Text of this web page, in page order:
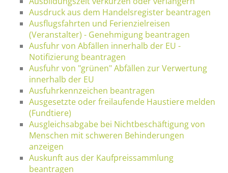
Ausdruck aus dem Handelsregister beantragen
Ausflugsfahrten und Ferienzielreisen
(Veranstalter) - Genehmigung beantragen
Ausfuhr von Abfällen innerhalb der EU -
Notifizierung beantragen
Ausfuhr von "grünen" Abfällen zur Verwertung
innerhalb der EU
Ausfuhrkennzeichen beantragen
Ausgesetzte oder freilaufende Haustiere melden
(Fundtiere)
Ausgleichsabgabe bei Nichtbeschäftigung von
Menschen mit schweren Behinderungen
anzeigen
Auskunft aus der Kaufpreissammlung
beantragen